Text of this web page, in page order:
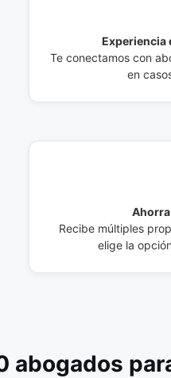
Experiencia
Te conectamos con
en
Recibe múltiples
elige la
abogados